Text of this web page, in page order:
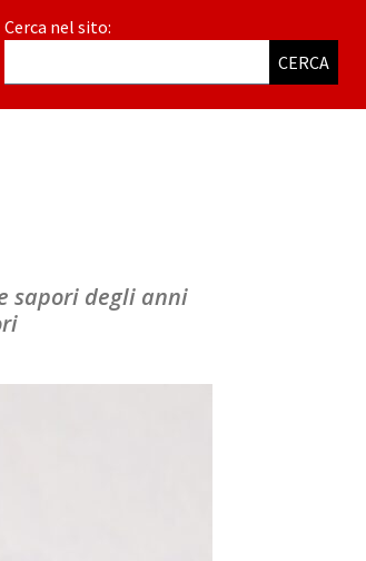
Cerca nel sito:
CERCA
sapori degli anni